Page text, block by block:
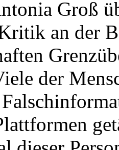
Groß
an der
der